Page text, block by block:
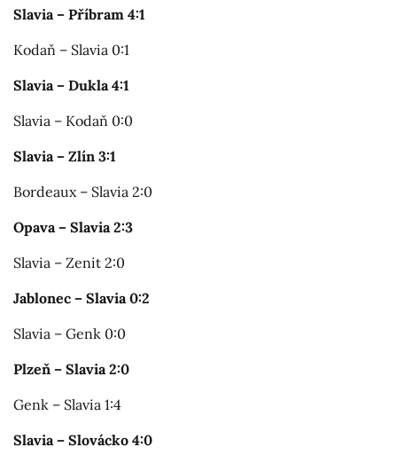
Slavia – Příbram 4:1
Kodaň – Slavia 0:1
Slavia – Dukla 4:1
Slavia – Kodaň 0:0
Slavia – Zlín 3:1
Bordeaux – Slavia 2:0
Opava – Slavia 2:3
Slavia – Zenit 2:0
Jablonec – Slavia 0:2
Slavia – Genk 0:0
Plzeň – Slavia 2:0
Genk – Slavia 1:4
Slavia – Slovácko 4:0